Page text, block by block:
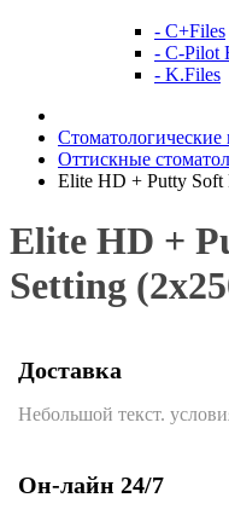
- C+Files
- C-Pilot
- K.Files
Стоматологические
Оттискные
Elite НD + Putty Soft
Elite НD +
Setting
Доставка
Небольшой текст.
Он-лайн 24/7